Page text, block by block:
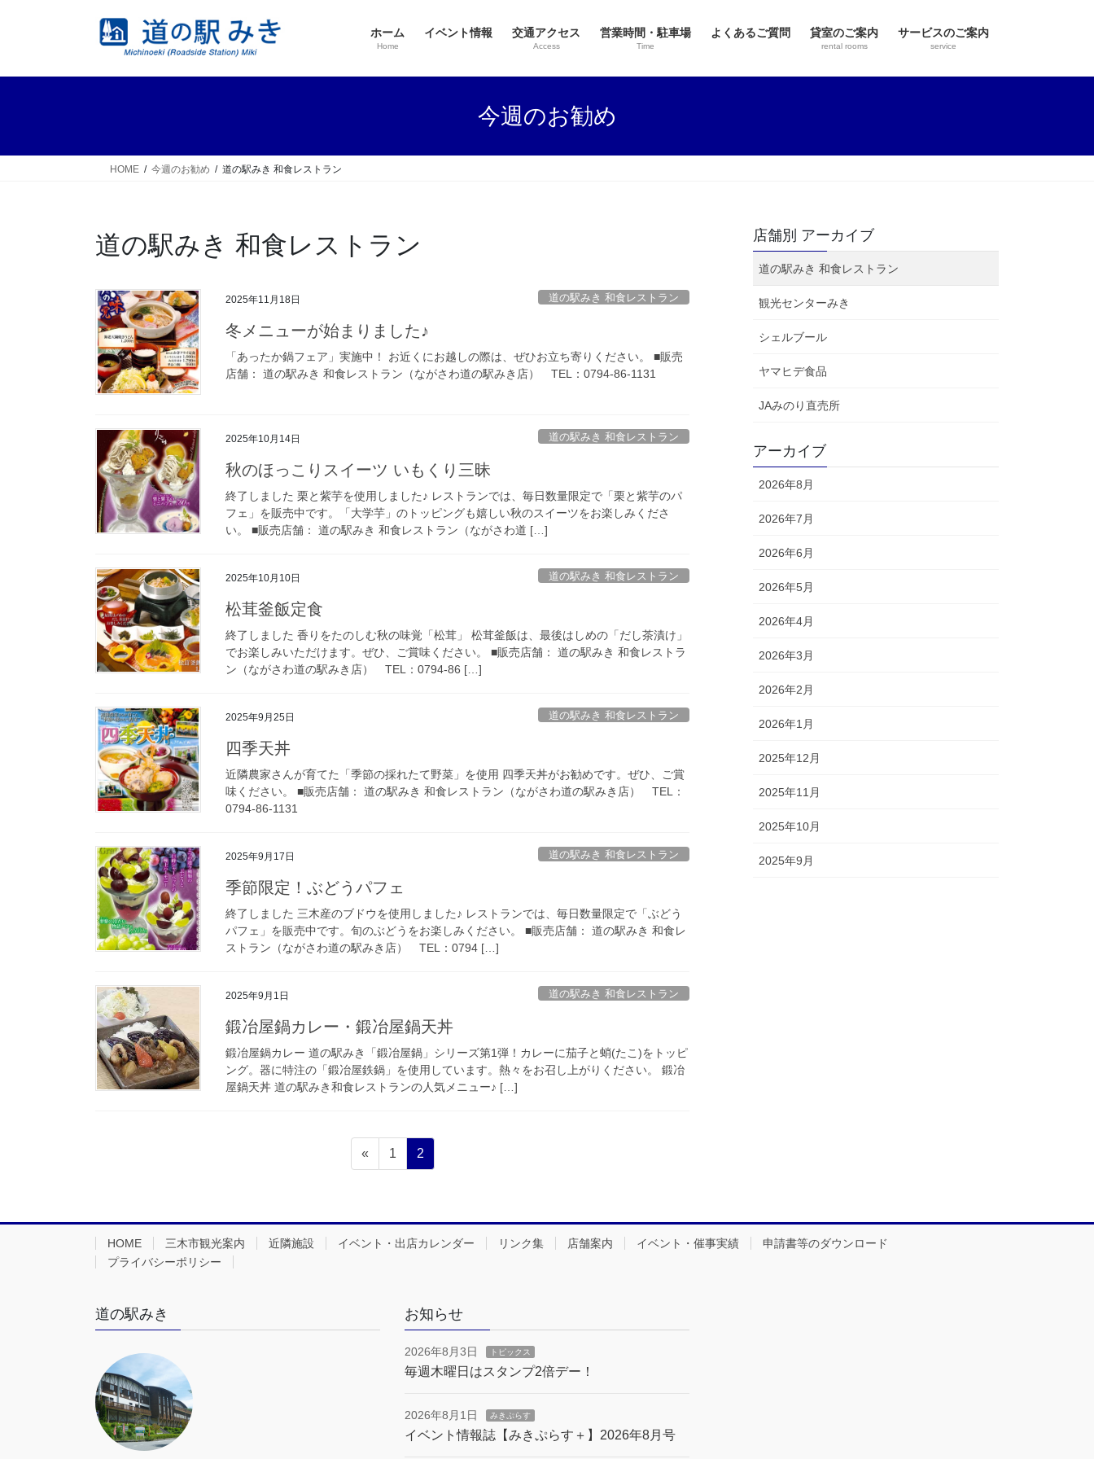
ホーム
Home
イベント情報 交通アクセス
Access
営業時間・駐車場
Time
よくあるご質問 貸室のご案内
rental rooms
サービスのご案内
service
今週のお勧め
HOME 今週のお勧め 道の駅みき 和食レストラン
道の駅みき 和食レストラン
2025年11月18日 道の駅みき 和食レストラン
冬メニューが始まりました♪
「あったか鍋フェア」実施中！ お近くにお越しの際は、ぜひお立ち寄りください。 ■販売
店舗： 道の駅みき 和食レストラン（ながさわ道の駅みき店） TEL：0794-86-1131
2025年10月14日 道の駅みき 和食レストラン
秋のほっこりスイーツ いもくり三昧
終了しました 栗と紫芋を使用しました♪ レストランでは、毎日数量限定で「栗と紫芋のパ
フェ」を販売中です。「大学芋」のトッピングも嬉しい秋のスイーツをお楽しみくださ
い。 ■販売店舗： 道の駅みき 和食レストラン（ながさわ道 […]
2025年10月10日 道の駅みき 和食レストラン
松茸釜飯定食
終了しました 香りをたのしむ秋の味覚「松茸」 松茸釜飯は、最後はしめの「だし茶漬け」
でお楽しみいただけます。ぜひ、ご賞味ください。 ■販売店舗： 道の駅みき 和食レストラ
ン（ながさわ道の駅みき店） TEL：0794-86 […]
2025年9月25日 道の駅みき 和食レストラン
四季天丼
近隣農家さんが育てた「季節の採れたて野菜」を使用 四季天丼がお勧めです。ぜひ、ご賞
味ください。 ■販売店舗： 道の駅みき 和食レストラン（ながさわ道の駅みき店） TEL：
0794-86-1131
2025年9月17日 道の駅みき 和食レストラン
季節限定！ぶどうパフェ
終了しました 三木産のブドウを使用しました♪ レストランでは、毎日数量限定で「ぶどう
パフェ」を販売中です。旬のぶどうをお楽しみください。 ■販売店舗： 道の駅みき 和食レ
ストラン（ながさわ道の駅みき店） TEL：0794 […]
2025年9月1日 道の駅みき 和食レストラン
鍛冶屋鍋カレー・鍛冶屋鍋天丼
鍛冶屋鍋カレー 道の駅みき「鍛冶屋鍋」シリーズ第1弾！カレーに茄子と蛸(たこ)をトッピ
ング。器に特注の「鍛冶屋鉄鍋」を使用しています。熱々をお召し上がりください。 鍛冶
屋鍋天丼 道の駅みき和食レストランの人気メニュー♪ […]
ペ
ー
送
り
«
固
定
ジ
1
固
定
ジ
2
店舗別 アーカイブ
道の駅みき 和食レストラン
観光センターみき
シェルブール
ヤマヒデ食品
JAみのり直売所
アーカイブ
2026年8月
2026年7月
2026年6月
2026年5月
2026年4月
2026年3月
2026年2月
2026年1月
2025年12月
2025年11月
2025年10月
2025年9月
HOME 三木市観光案内 近隣施設 イベント・出店カレンダー リンク集 店舗案内 イベント・催事実績
申請書等のダウンロード
プライバシーポリシー
道の駅みき お知らせ
2026年8月3日 トピックス
毎週木曜日はスタンプ2倍デー！
2026年8月1日 みきぷらす
イベント情報誌【みきぷらす＋】2026年8月号